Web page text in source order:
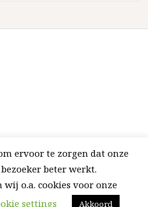
|Thema:Amadeusdoor
ervoor te zorgen dat onze
beter werkt.
o.a. cookies voor onze
settings Akkoord